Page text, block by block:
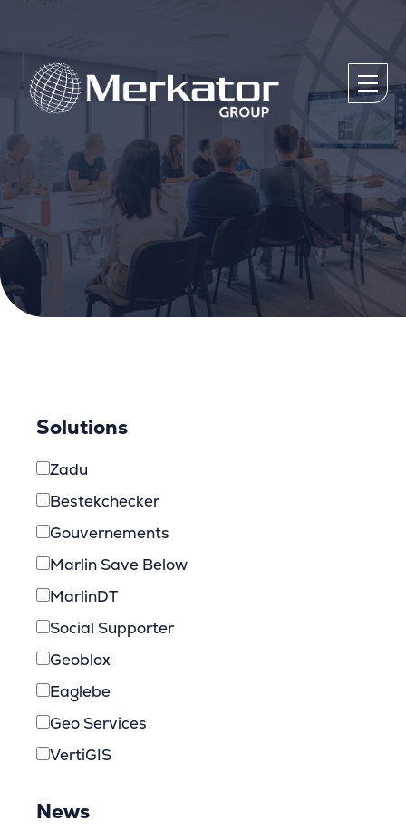
Solutions
Zadu
Bestekchecker
Gouvernements
Marlin Save Below
MarlinDT
Social Supporter
Geoblox
Eaglebe
Geo Services
VertiGIS
News